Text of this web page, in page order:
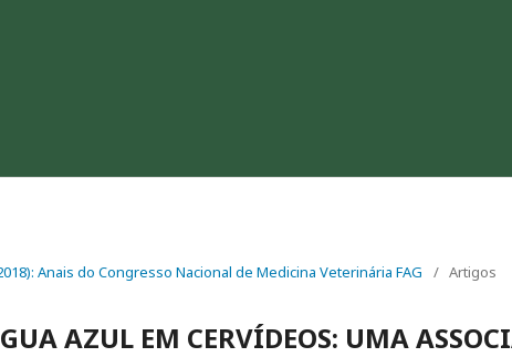
Anais do Congresso Nacional de Medicina Veterinária FAG / Artigos
AZUL EM CERVÍDEOS: UMA